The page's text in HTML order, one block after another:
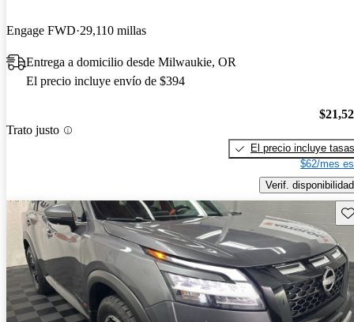
Engage FWD 29,110 millas
Entrega a domicilio desde Milwaukie, OR
El precio incluye envío de $394
Trato justo
El precio incluye tasas
$62/mes
Verif. disponibilidad